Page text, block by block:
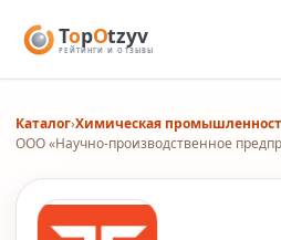
Каталог›Химическая
ООО «Научно-производственное